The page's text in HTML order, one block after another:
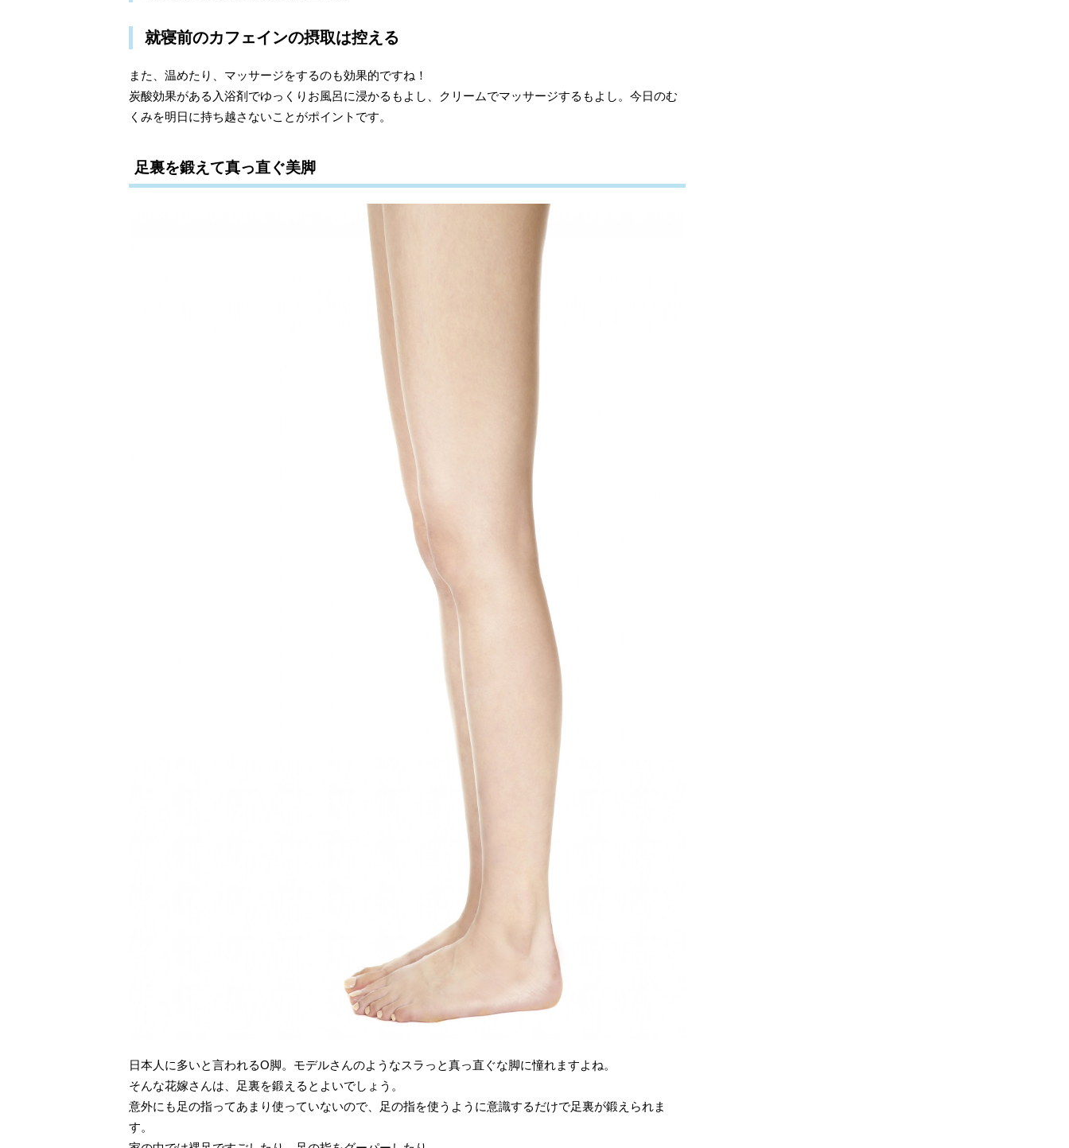
就寝前のカフェインの摂取は控える
また、温めたり、マッサージをするのも効果的ですね！
炭酸効果がある入浴剤でゆっくりお風呂に浸かるもよし、クリームでマッサージするもよし。今日のむ
くみを明日に持ち越さないことがポイントです。
足裏を鍛えて真っ直ぐ美脚
日本人に多いと言われるO脚。モデルさんのようなスラっと真っ直ぐな脚に憧れますよね。
そんな花嫁さんは、足裏を鍛えるとよいでしょう。
意外にも足の指ってあまり使っていないので、足の指を使うように意識するだけで足裏が鍛えられま
す。